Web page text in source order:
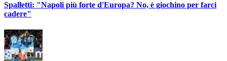
Spalletti: "Napoli più forte d'Europa? No, è giochino per farci
cadere"